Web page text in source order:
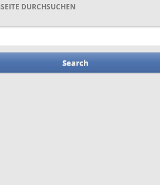
DURCHSUCHEN